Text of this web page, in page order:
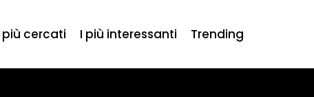
più cercati I più interessanti Trending